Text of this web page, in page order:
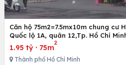
Căn hộ 75m2=7.5mx10m chung cư
Quốc lộ 1A, quân 12,Tp. Hồ Chí
1.95 tỷ · 75m
2
Thành phố Hồ Chí Minh